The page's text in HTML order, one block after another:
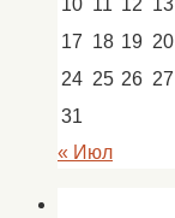
10 11 12 13
17 18 19 20
24 25 26 27
31
« Июл